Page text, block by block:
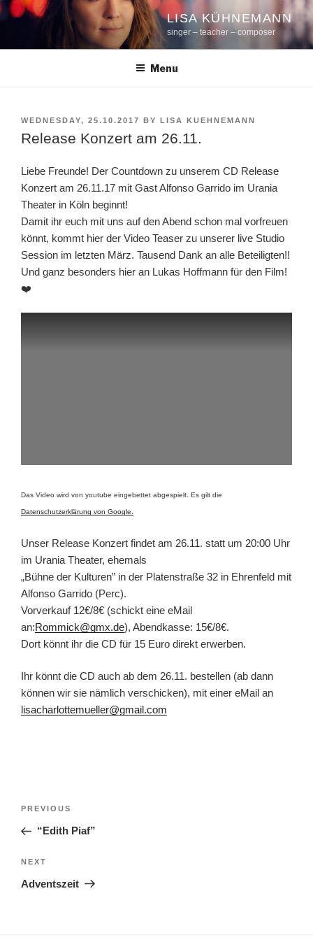
Skip
to
LISA KÜHNEMANN
singer – teacher – composer
Menu
POSTED
ON
WEDNESDAY, 25.10.2017 BY LISA KUEHNEMANN
Release Konzert am 26.11.
Liebe Freunde! Der Countdown zu unserem CD Release
Konzert am 26.11.17 mit Gast Alfonso Garrido im Urania
Theater in Köln beginnt!
Damit ihr euch mit uns auf den Abend schon mal vorfreuen
könnt, kommt hier der Video Teaser zu unserer live Studio
Session im letzten März. Tausend Dank an alle Beteiligten!!
Und ganz besonders hier an Lukas Hoffmann für den Film!
❤️
Das Video wird von youtube eingebettet abgespielt. Es gilt die
Datenschutzerklärung von Google.
Unser Release Konzert findet am 26.11. statt um 20:00 Uhr
im Urania Theater, ehemals
„Bühne der Kulturen” in der Platenstraße 32 in Ehrenfeld mit
Alfonso Garrido (Perc).
Vorverkauf 12€/8€ (schickt eine eMail
an:Rommick@gmx.de), Abendkasse: 15€/8€.
Dort könnt ihr die CD für 15 Euro direkt erwerben.
Ihr könnt die CD auch ab dem 26.11. bestellen (ab dann
können wir sie nämlich verschicken), mit einer eMail an
lisacharlottemueller@gmail.com
Previous
Post
PREVIOUS
“Edith Piaf”
Next
Post
NEXT
Adventszeit